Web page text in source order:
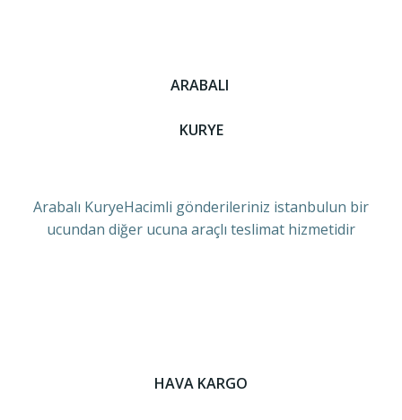
ARABALI
KURYE
Arabalı KuryeHacimli gönderileriniz istanbulun bir
ucundan diğer ucuna araçlı teslimat hizmetidir
HAVA KARGO